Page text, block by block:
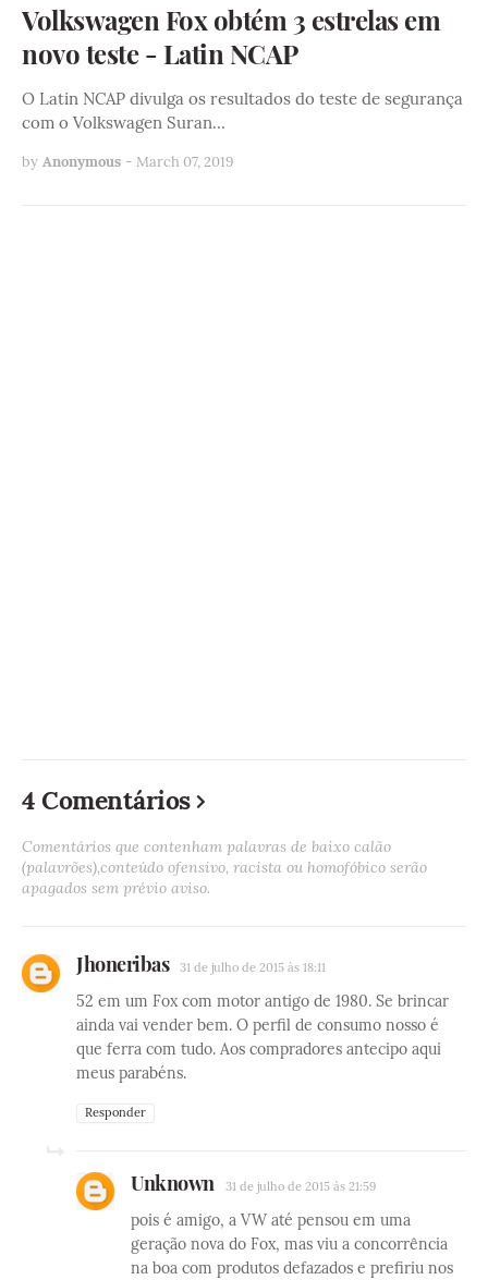
Volkswagen Fox obtém 3 estrelas em
novo teste - Latin NCAP
O Latin NCAP divulga os resultados do teste de segurança
com o Volkswagen Suran…
by Anonymous - March 07, 2019
4 Comentários
Comentários que contenham palavras de baixo calão
(palavrões),conteúdo ofensivo, racista ou homofóbico serão
apagados sem prévio aviso.
Jhoneribas 31 de julho de 2015 às 18:11
52 em um Fox com motor antigo de 1980. Se brincar
ainda vai vender bem. O perfil de consumo nosso é
que ferra com tudo. Aos compradores antecipo aqui
meus parabéns.
Responder
Unknown 31 de julho de 2015 às 21:59
pois é amigo, a VW até pensou em uma
geração nova do Fox, mas viu a concorrência
na boa com produtos defazados e prefiriu nos